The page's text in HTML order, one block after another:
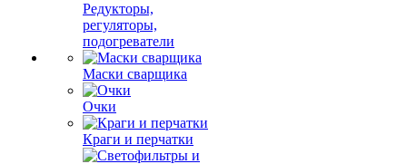
Редукторы,
регуляторы,
подогреватели
Маски сварщика
Очки
Краги и перчатки